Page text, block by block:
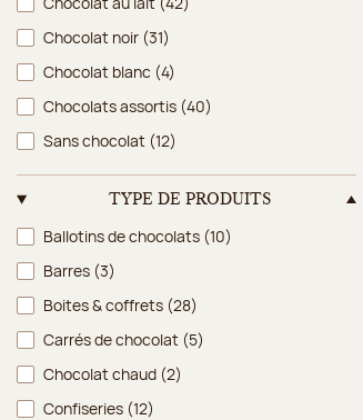
Chocolat noir (31)
Chocolat blanc (4)
Chocolats assortis (40)
Sans chocolat (12)
TYPE DE PRODUITS
Type de produits
Ballotins de chocolats (10)
Barres (3)
Boites & coffrets (28)
Carrés de chocolat (5)
Chocolat chaud (2)
Confiseries (12)